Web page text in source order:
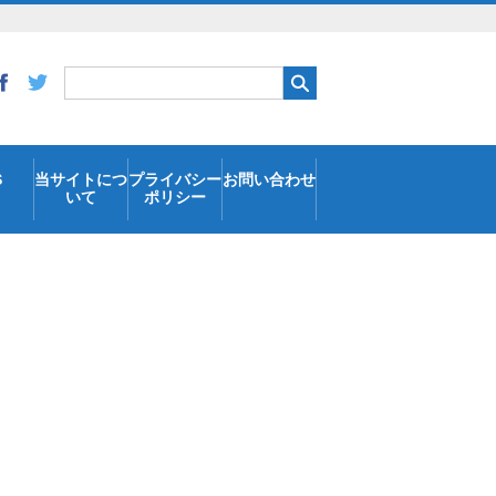
当サイトにつ
いて
プライバシー
ポリシー
お問い合わせ